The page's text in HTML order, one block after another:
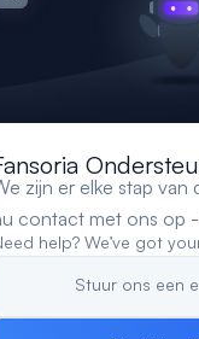
zijn er elke stap van
contact met ons op
help? We’ve got
Stuur ons een